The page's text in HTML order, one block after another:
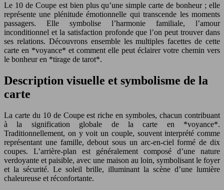
Le 10 de Coupe est bien plus qu’une simple carte de bonheur ; elle
représente une plénitude émotionnelle qui transcende les moments
passagers. Elle symbolise l’harmonie familiale, l’amour
inconditionnel et la satisfaction profonde que l’on peut trouver dans
ses relations. Découvrons ensemble les multiples facettes de cette
carte en *voyance* et comment elle peut éclairer votre chemin vers
le bonheur en *tirage de tarot*.
Description visuelle et symbolisme de la
carte
La carte du 10 de Coupe est riche en symboles, chacun contribuant
à la signification globale de la carte en *voyance*.
Traditionnellement, on y voit un couple, souvent interprété comme
représentant une famille, debout sous un arc-en-ciel formé de dix
coupes. L’arrière-plan est généralement composé d’une nature
verdoyante et paisible, avec une maison au loin, symbolisant le foyer
et la sécurité. Le soleil brille, illuminant la scène d’une lumière
chaleureuse et réconfortante.